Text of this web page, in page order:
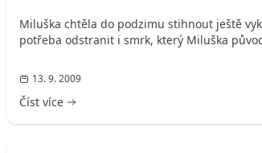
Miluška chtěla do podzimu stihnout ještě
potřeba odstranit i smrk, který Miluška
13. 9. 2009
Číst více